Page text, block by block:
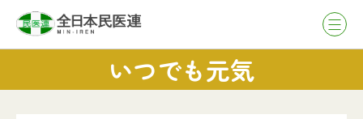
いつでも元気